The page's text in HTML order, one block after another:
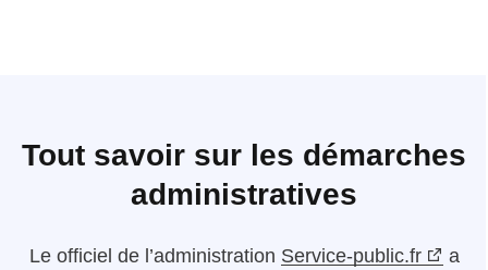
Tout savoir sur les démarches
administratives
Le officiel de l’administration Service-public.fr a